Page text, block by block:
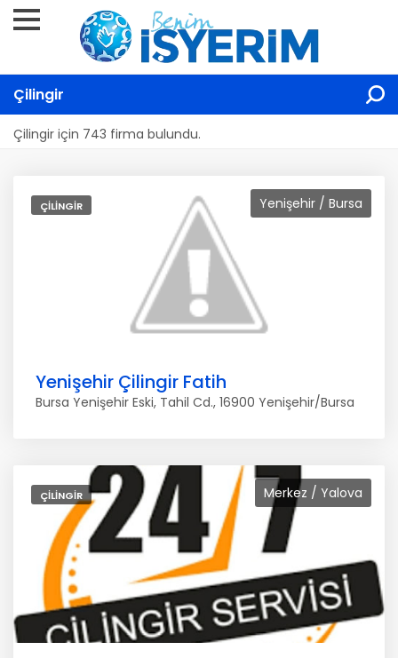
Çilingir
Çilingir için 743 firma bulundu.
Yenişehir / Bursa
ÇILINGIR
Yenişehir Çilingir Fatih
Bursa Yenişehir Eski, Tahil Cd., 16900 Yenişehir/Bursa
Merkez / Yalova
ÇILINGIR